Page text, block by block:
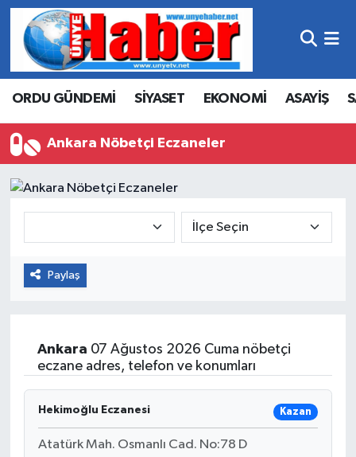
ORDU GÜNDEMİ SİYASET EKONOMİ ASAYİŞ
Ankara Nöbetçi Eczaneler
Paylaş
Ankara 07 Ağustos 2026 Cuma nöbetçi
eczane adres, telefon ve konumları
Hekimoğlu Eczanesi Kazan
Atatürk Mah. Osmanlı Cad. No:78 D
Hava Durumu
Trafik Durumu
Süper Lig Puan Durumu ve Fikstür
Tüm Manşetler
Son Dakika Haberleri
Haber Arşivi